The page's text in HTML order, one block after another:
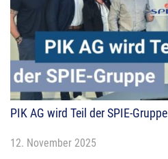
PIK AG wird Teil der SPIE-Gruppe
12. November 2025